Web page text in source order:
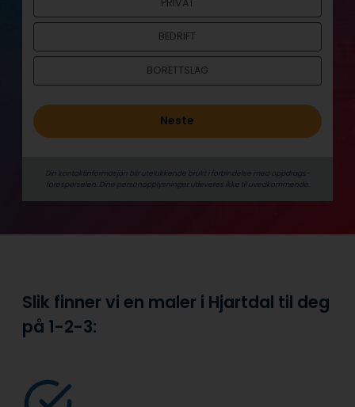
BEDRIFT
BORETTSLAG
Neste
Din kontaktinformasjon blir utelukkende brukt i forbindelse med oppdrags­
forespørselen. Dine person­­opplysninger utleveres ikke til uvedkommende.
Slik finner vi en maler i Hjartdal til deg
på 1-2-3: